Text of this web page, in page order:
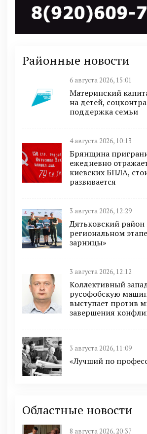
Районные новости
6 августа 2026, 15:01
Материнский
на детей,
поддержка семьи
4 августа 2026, 10:13
Брянщина
ежедневно
киевских БПЛА,
развивается
3 августа 2026, 12:29
Дятьковский район
региональном
зарницы»
3 августа 2026, 12:12
Коллективный
русофобскую
выступает против
завершения
3 августа 2026, 11:09
«Лучший по
Областные новости
8 августа 2026, 20:37